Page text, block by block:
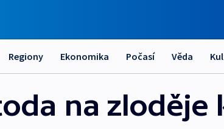
Regiony Ekonomika Počasí Věda
na zloděje